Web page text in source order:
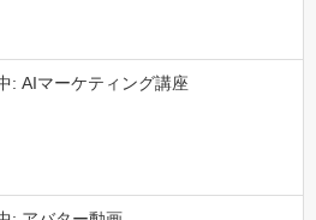
: AIマーケティング講座